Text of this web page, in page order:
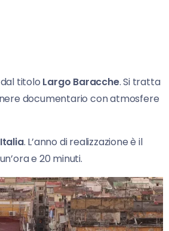
titolo Largo Baracche. Si tratta
documentario con atmosfere
Italia. L’anno di realizzazione è il
e 20 minuti.